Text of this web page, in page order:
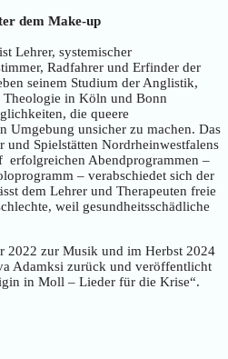
dem Make-up
Lehrer, systemischer
Radfahrer und Erfinder der
seinem Studium der Anglistik,
Theologie in Köln und Bonn
die queere
Umgebung unsicher zu machen. Das
Spielstätten Nordrheinwestfalens
erfolgreichen Abendprogrammen –
– verabschiedet sich der
dem Lehrer und Therapeuten freie
weil gesundheitsschädliche
2022 zur Musik und im Herbst 2024
Adamksi zurück und veröffentlicht
in Moll – Lieder für die Krise“.